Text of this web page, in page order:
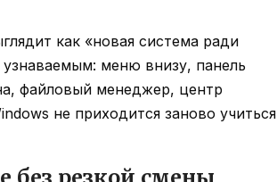
как «новая система ради
меню внизу, панель
файловый менеджер, центр
не приходится заново учиться